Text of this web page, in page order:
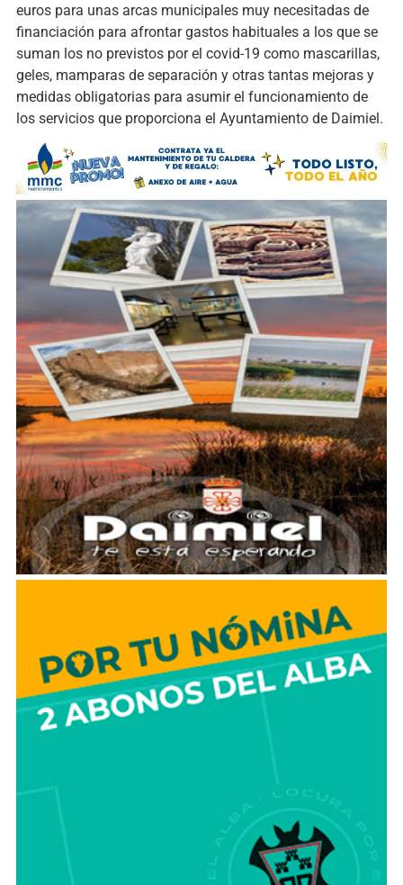
euros para unas arcas municipales muy necesitadas de
financiación para afrontar gastos habituales a los que se
suman los no previstos por el covid-19 como mascarillas,
geles, mamparas de separación y otras tantas mejoras y
medidas obligatorias para asumir el funcionamiento de
los servicios que proporciona el Ayuntamiento de Daimiel.